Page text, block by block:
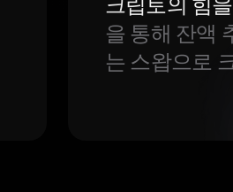
을 통해 잔액
는 스왑으로